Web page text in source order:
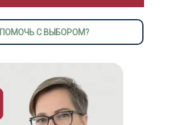
ПОМОЧЬ С ВЫБОРОМ?